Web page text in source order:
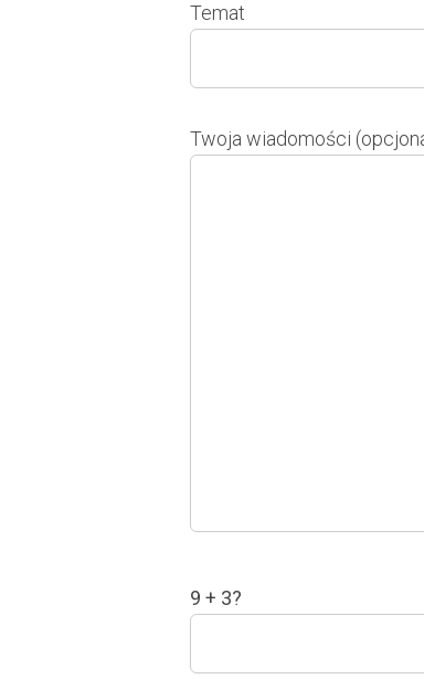
Temat
Twoja wiadomości
9 + 3?